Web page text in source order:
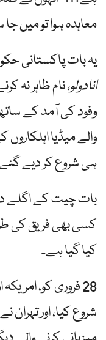
معاہدہ ہوا تو میں
یہ بات پاکستانی
انادولو،نام ظاہر نہ
وفود کی آمد کے
والے میڈیا
ہی شروع کر دیے
بات چیت کے اگلے
کسی بھی فریق کی
کیا گیا ہے۔
28 فروری کو،
شروع کیا، اور تہران